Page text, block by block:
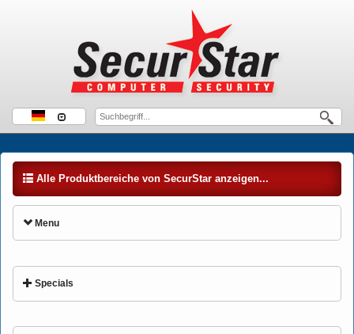
Alle Produktbereiche von SecurStar anzeigen...
Menu
Specials